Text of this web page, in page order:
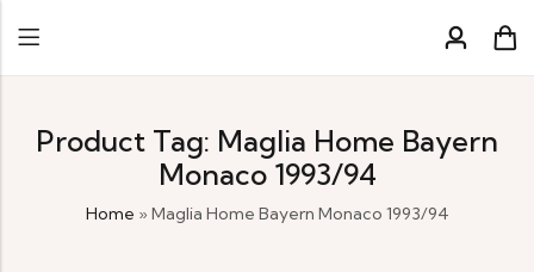
Product Tag: Maglia Home Bayern
Monaco 1993/94
Home » Maglia Home Bayern Monaco 1993/94